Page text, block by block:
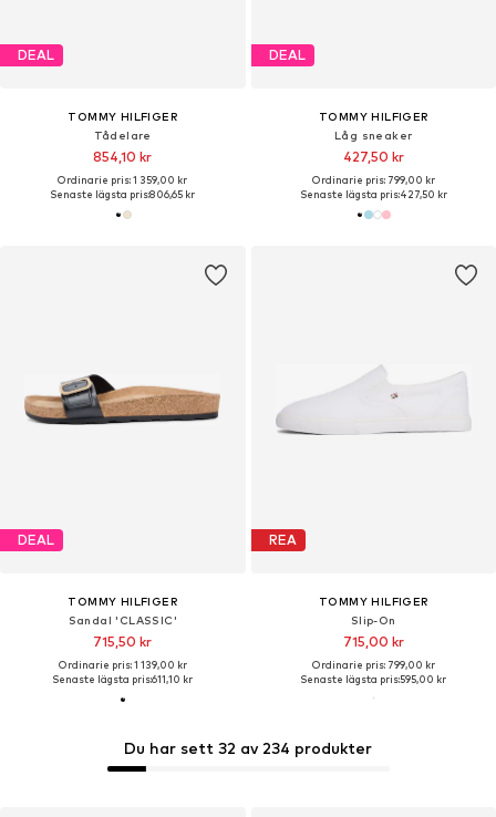
DEAL
TOMMY HILFIGER
Tådelare
854,10 kr
Ordinarie pris: 1 359,00 kr
Senaste lägsta pris:806,65 kr
DEAL
TOMMY HILFIGER
Låg sneaker
427,50 kr
Ordinarie pris: 799,00 kr
Senaste lägsta pris:427,50 kr
DEAL
TOMMY HILFIGER
Sandal 'CLASSIC'
715,50 kr
Ordinarie pris: 1 139,00 kr
Senaste lägsta pris:611,10 kr
REA
TOMMY HILFIGER
Slip-On
715,00 kr
Ordinarie pris: 799,00 kr
Senaste lägsta pris:595,00 kr
Du har sett 32 av 234 produkter